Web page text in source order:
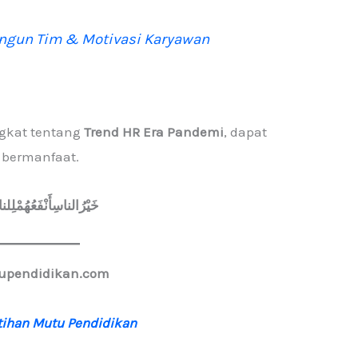
Tim & Motivasi Karyawan
tentang Trend HR Era Pandemi, dapat
bermanfaat.
Mutu Pendidikan